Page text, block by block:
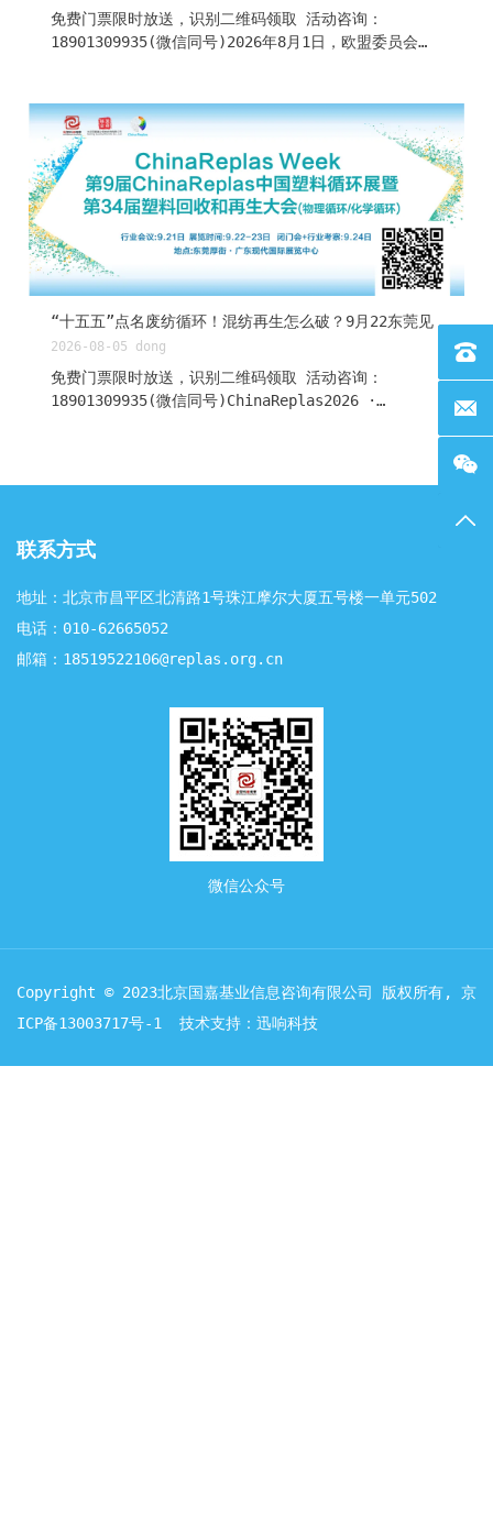
一个数量级。催化剂连续循环5次活性稳定，无有害锌离
子浸出。目前已完40克级放大实验，成功将废塑...
免费门票限时放送，识别二维码领取 活动咨询：
18901309935(微信同号)2026年8月1日，欧盟委员会发
件共包含二十个章节，在2026年3月30日初版基础上新增
了三十多条新条目或实质性修订条目，并新增了专门针对
PPWR适用日期之后"立即执行期间"执法内容的第十六
章。 识别二维码，下载原文 对于塑料循环经济行业而
言，这份FAQ提供了大量关键的合规指引。以下是观察君
梳理的行业必读要点。 （FAQ目录）一、再生含量目标：
2030年大限将至，路径更加清晰FAQ第五章（V章）是塑
料循环经济行业最需要精读的部分。文件明确了塑料包装
满足最低再生含量要求的合规路径： 判断逻辑（V.5）：
· 第一步：判断包装是否属于接触敏感型（如食品接触包
装、化妆品包装等）； · 第二步：确定聚合物类型
类型 2030目标 接触敏感型（PET为主） 30% 接触敏感
型（非PET） 10% 非接触敏感型（所有塑料） 35%
“十五五”点名废纺循环！混纺再生怎么破？9月22东莞见
2026-08-05 dong
免费门票限时放送，识别二维码领取 活动咨询：
18901309935(微信同号)ChinaReplas2026 ·
推广低温印染、小浴比染色、少水少盐印染等绿色印染工
艺，加快推动废旧纺织品循环利用。值得注意的是，这一
织等产品再生材料使用比例」形成首尾呼应：一端是废旧
纺织品回收再生体系的建立，另一端是再生纤维在纺织品
中使用比例的硬性提升——两头对接，闭环逻辑清晰可见。
背书。📊 市场信号全球纺织产业正站在循环转型的十字
路口。每年产生约1.2亿吨纺织废弃物，回收率仅15%，
纤维到纤维（T2T）循环利用不足1%。 PET化学法回收在
联系方式
地址：北京市昌平区北清路1号珠江摩尔大厦五号楼一单元502
电话：010-62665052
邮箱：18519522106@replas.org.cn
微信公众号
Copyright © 2023北京国嘉基业信息咨询有限公司 版权所有, 京
ICP备13003717号-1
技术支持：迅响科技
联系
联系
返回